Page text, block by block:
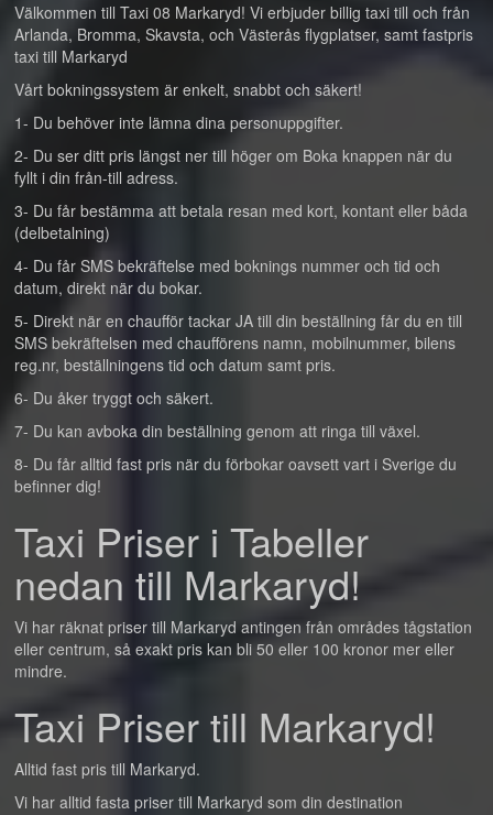
Välkommen till Taxi 08 Markaryd! Vi erbjuder billig taxi till och från
Arlanda, Bromma, Skavsta, och Västerås flygplatser, samt fastpris
taxi till Markaryd
Vårt bokningssystem är enkelt, snabbt och säkert!
1- Du behöver inte lämna dina personuppgifter.
2- Du ser ditt pris längst ner till höger om Boka knappen när du
fyllt i din från-till adress.
3- Du får bestämma att betala resan med kort, kontant eller båda
(delbetalning)
4- Du får SMS bekräftelse med boknings nummer och tid och
datum, direkt när du bokar.
5- Direkt när en chaufför tackar JA till din beställning får du en till
SMS bekräftelsen med chaufförens namn, mobilnummer, bilens
reg.nr, beställningens tid och datum samt pris.
6- Du åker tryggt och säkert.
7- Du kan avboka din beställning genom att ringa till växel.
8- Du får alltid fast pris när du förbokar oavsett vart i Sverige du
befinner dig!
Taxi Priser i Tabeller
nedan till Markaryd!
Vi har räknat priser till Markaryd antingen från områdes tågstation
eller centrum, så exakt pris kan bli 50 eller 100 kronor mer eller
mindre.
Taxi Priser till Markaryd!
Alltid fast pris till Markaryd.
Vi har alltid fasta priser till Markaryd som din destination